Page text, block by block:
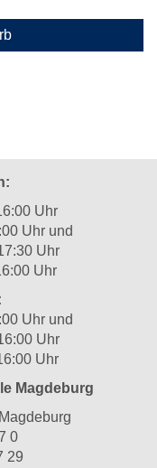
Uhr
Uhr und
Uhr
Uhr
Uhr und
Uhr
Uhr
Magdeburg
0
29